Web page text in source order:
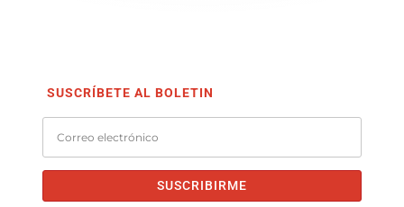
SUSCRÍBETE AL BOLETIN
SUSCRIBIRME